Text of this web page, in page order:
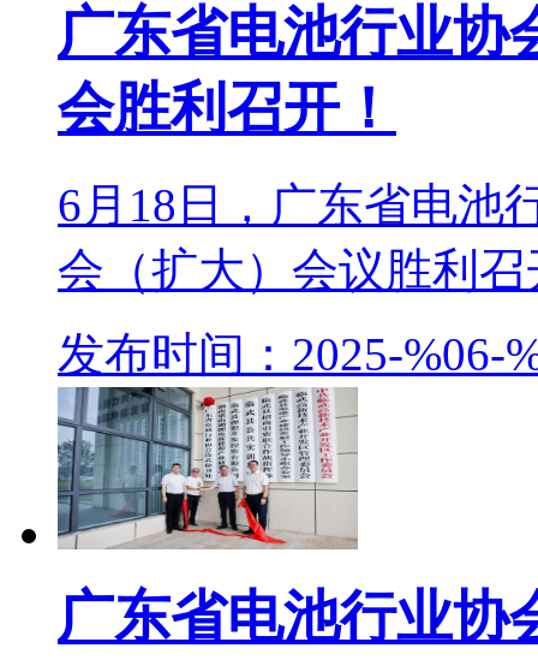
广东省电池行业协
会胜利召开！
6月18日，广东省电池
会（扩大）会议胜利
发布时间：2025-%06-
广东省电池行业协